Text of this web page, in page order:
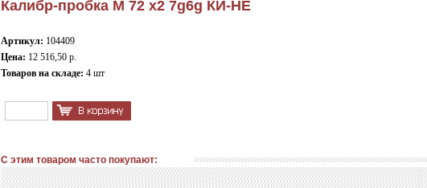
Калибр-пробка М 72 х2 7g6g КИ-НЕ
Артикул: 104409
Цена: 12 516,50 р.
Товаров на складе: 4 шт
С этим товаром часто покупают: